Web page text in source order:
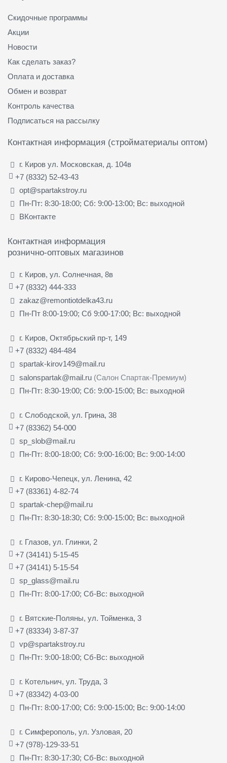
Скидочные программы
Акции
Новости
Как сделать заказ?
Оплата и доставка
Обмен и возврат
Контроль качества
Подписаться на рассылку
Контактная информация (стройматериалы оптом)
г. Киров ул. Московская, д. 104в
+7 (8332) 52-43-43
opt@spartakstroy.ru
Пн-Пт: 8:30-18:00; Сб: 9:00-13:00; Вс: выходной
ВКонтакте
Контактная информация
рознично-оптовых магазинов
г. Киров, ул. Солнечная, 8в
+7 (8332) 444-333
zakaz@remontiotdelka43.ru
Пн-Пт 8:00-19:00; Сб 9:00-17:00; Вс: выходной
г. Киров, Октябрьский пр-т, 149
+7 (8332) 484-484
spartak-kirov149@mail.ru
salonspartak@mail.ru (Салон Спартак-Премиум)
Пн-Пт: 8:30-19:00; Сб: 9:00-15:00; Вс: выходной
г. Слободской, ул. Грина, 38
+7 (83362) 54-000
sp_slob@mail.ru
Пн-Пт: 8:00-18:00; Сб: 9:00-16:00; Вс: 9:00-14:00
г. Кирово-Чепецк, ул. Ленина, 42
+7 (83361) 4-82-74
spartak-chep@mail.ru
Пн-Пт: 8:30-18:30; Сб: 9:00-15:00; Вс: выходной
г. Глазов, ул. Глинки, 2
+7 (34141) 5-15-45
+7 (34141) 5-15-54
sp_glass@mail.ru
Пн-Пт: 8:00-17:00; Сб-Вс: выходной
г. Вятские-Поляны, ул. Тойменка, 3
+7 (83334) 3-87-37
vp@spartakstroy.ru
Пн-Пт: 9:00-18:00; Сб-Вс: выходной
г. Котельнич, ул. Труда, 3
+7 (83342) 4-03-00
Пн-Пт: 8:00-17:00; Сб: 9:00-15:00; Вс: 9:00-14:00
г. Симферополь, ул. Узловая, 20
+7 (978)-129-33-51
Пн-Пт: 8:30-17:30; Сб-Вс: выходной